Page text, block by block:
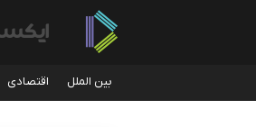
بین الملل اقتصادی